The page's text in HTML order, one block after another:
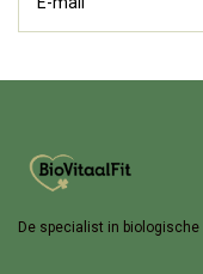
De specialist in biologische